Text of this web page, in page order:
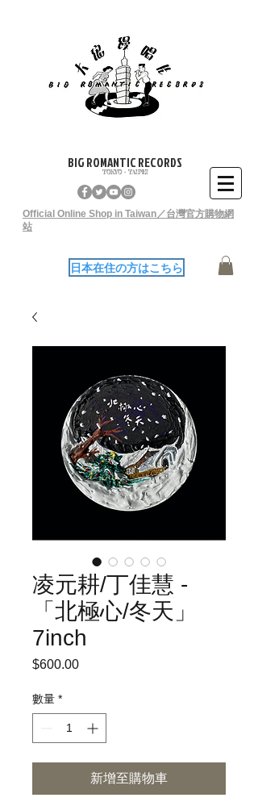
BIG ROMANTIC RECORDS
TOKYO - TAIPEI
Official Online Shop in Taiwan／台灣官方購物網
站
日本在住の方はこちら
凌元耕/丁佳慧 -
「北極心/冬天」
7inch
$600.00價
數量 *
新增至購物車